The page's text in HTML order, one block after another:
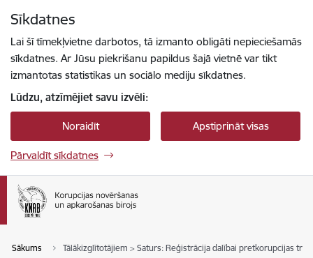
Sīkdatnes
Lai šī tīmekļvietne darbotos, tā izmanto obligāti nepieciešamās
sīkdatnes. Ar Jūsu piekrišanu papildus šajā vietnē var tikt
izmantotas statistikas un sociālo mediju sīkdatnes.
Lūdzu, atzīmējiet savu izvēli:
Noraidīt Apstiprināt visas
Pārvaldīt sīkdatnes
Sākums Tālākizglītotājiem > Saturs: Reģistrācija dalībai pretkorupcijas